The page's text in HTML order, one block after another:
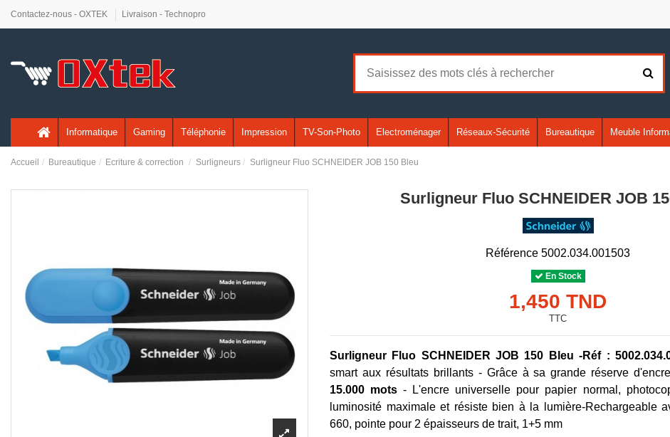
Contactez-nous - OXTEK Livraison - Technopro
Informatique Gaming Téléphonie Impression TV-Son-Photo Electroménager Réseaux-Sécurité Bureautique Meuble
Accueil Bureautique Ecriture & correction Surligneurs Surligneur Fluo SCHNEIDER JOB 150 Bleu
Surligneur Fluo SCHNEIDER JOB
Référence 5002.034.001503
En Stock
1,450 TND
TTC
Surligneur Fluo SCHNEIDER JOB 150 Bleu -Réf :
smart aux résultats brillants - Grâce à sa grande réserve
15.000 mots - L'encre universelle pour papier normal,
luminosité maximale et résiste bien à la lumière-Rechargeable
660, pointe pour 2 épaisseurs de trait, 1+5 mm